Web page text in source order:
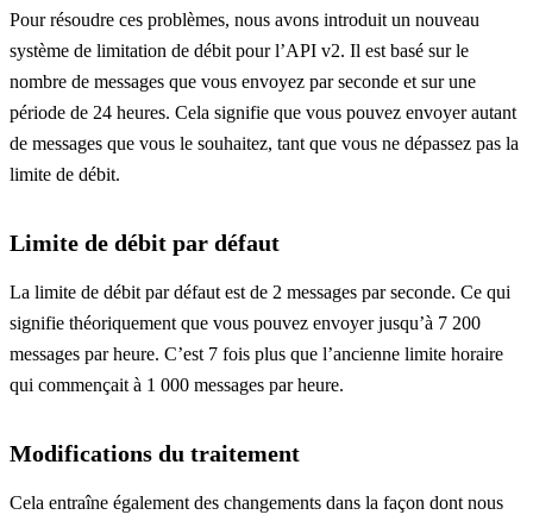
Pour résoudre ces problèmes, nous avons introduit un nouveau
système de limitation de débit pour l’API v2. Il est basé sur le
nombre de messages que vous envoyez par seconde et sur une
période de 24 heures. Cela signifie que vous pouvez envoyer autant
de messages que vous le souhaitez, tant que vous ne dépassez pas la
limite de débit.
Limite de débit par défaut
La limite de débit par défaut est de 2 messages par seconde. Ce qui
signifie théoriquement que vous pouvez envoyer jusqu’à 7 200
messages par heure. C’est 7 fois plus que l’ancienne limite horaire
qui commençait à 1 000 messages par heure.
Modifications du traitement
Cela entraîne également des changements dans la façon dont nous